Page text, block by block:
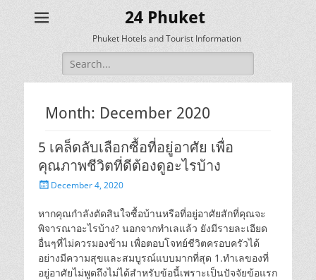
24 Phuket
Phuket Hotels and Tourist Information
Search
for:
Month: December 2020
5 เคล็ดลับเลือกซื้อที่อยู่อาศัย เพื่อ
คุณภาพชีวิตที่ดีต้องดูอะไรบ้าง
PostedDecember 4, 2020
หากคุณกำลังตัดสินใจซื้อบ้านหรือที่อยู่อาศัยสักที่คุณจะ
พิจารณาอะไรบ้าง? นอกจากทำเลแล้ว ยังมีรายละเอียด
อื่นๆที่ไม่ควรมองข้าม เพื่อตอบโจทย์ชีวิตครอบครัวได้
อย่างมีความสุขและสมบูรณ์แบบมากที่สุด 1.ทำเลของที่
อยู่อาศัยไม่พูดถึงไม่ได้สำหรับข้อนี้เพราะเป็นปัจจัยข้อแรก